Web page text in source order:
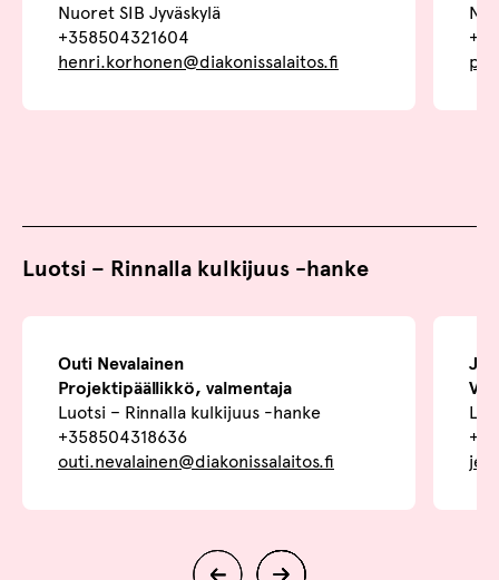
Nuoret SIB Jyväskylä
+358504321604
henri.korhonen@diakonissalaitos.fi
Luotsi – Rinnalla kulkijuus -hanke
Outi Nevalainen
Projektipäällikkö, valmentaja
Luotsi – Rinnalla kulkijuus -hanke
+358504318636
outi.nevalainen@diakonissalaitos.fi